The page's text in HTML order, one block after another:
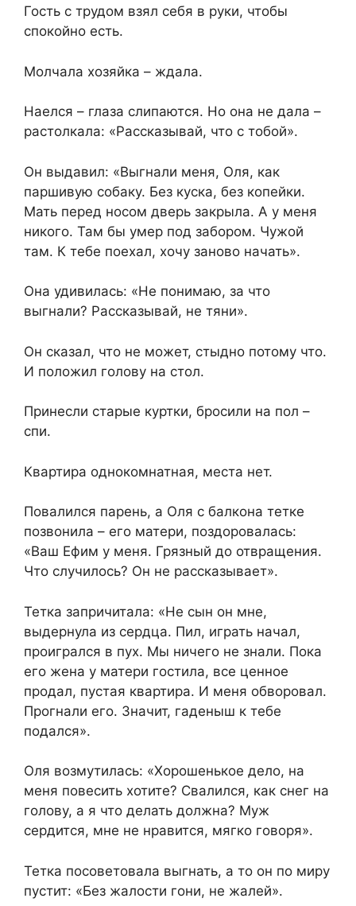
Гость с трудом взял себя в руки, чтобы
спокойно есть.
Молчала хозяйка – ждала.
Наелся – глаза слипаются. Но она не дала –
растолкала: «Рассказывай, что с тобой».
Он выдавил: «Выгнали меня, Оля, как
паршивую собаку. Без куска, без копейки.
Мать перед носом дверь закрыла. А у меня
никого. Там бы умер под забором. Чужой
там. К тебе поехал, хочу заново начать».
Она удивилась: «Не понимаю, за что
выгнали? Рассказывай, не тяни».
Он сказал, что не может, стыдно потому что.
И положил голову на стол.
Принесли старые куртки, бросили на пол –
спи.
Квартира однокомнатная, места нет.
Повалился парень, а Оля с балкона тетке
позвонила – его матери, поздоровалась:
«Ваш Ефим у меня. Грязный до отвращения.
Что случилось? Он не рассказывает».
Тетка запричитала: «Не сын он мне,
выдернула из сердца. Пил, играть начал,
проигрался в пух. Мы ничего не знали. Пока
его жена у матери гостила, все ценное
продал, пустая квартира. И меня обворовал.
Прогнали его. Значит, гаденыш к тебе
подался».
Оля возмутилась: «Хорошенькое дело, на
меня повесить хотите? Свалился, как снег на
голову, а я что делать должна? Муж
сердится, мне не нравится, мягко говоря».
Тетка посоветовала выгнать, а то он по миру
пустит: «Без жалости гони, не жалей».